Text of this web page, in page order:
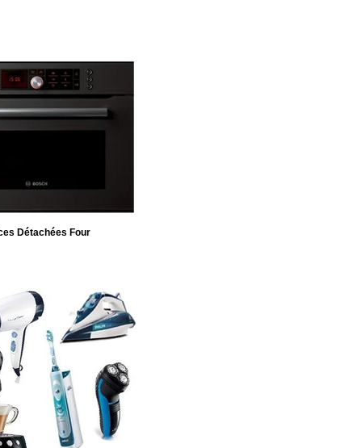
Détachées Four